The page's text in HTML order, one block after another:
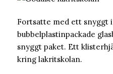
Fortsatte med ett snyggt
bubbelplastinpackade
snyggt paket. Ett
kring lakritskolan.